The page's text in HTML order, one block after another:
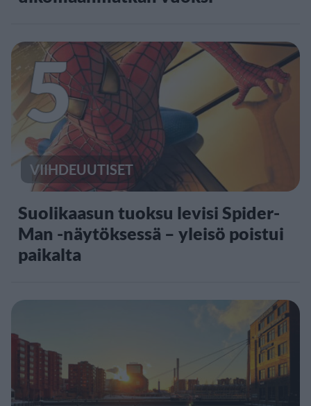
5
VIIHDEUUTISET
Suolikaasun tuoksu levisi Spider-
Man -näytöksessä – yleisö poistui
paikalta